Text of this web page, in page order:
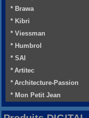
* Brawa
* Kibri
* Viessman
* Humbrol
* SAI
* Artitec
* Architecture-Passion
* Mon Petit Jean